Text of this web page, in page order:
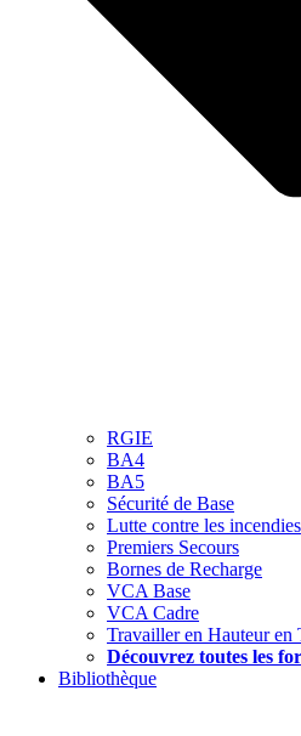
RGIE
BA4
BA5
Sécurité de Base
Lutte contre les incendies
Premiers Secours
Bornes de Recharge
VCA Base
VCA Cadre
Travailler en Hauteur en
Découvrez toutes les
Bibliothèque